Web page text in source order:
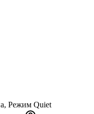
Режим Quiet